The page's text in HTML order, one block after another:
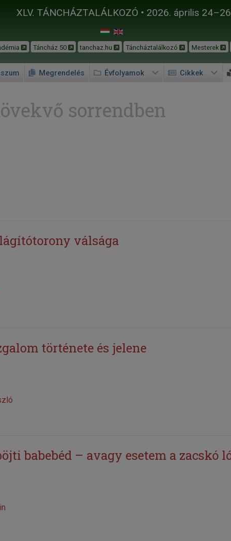
XLV. TÁNCHÁZTALÁLKOZÓ • 2026. április
Táncház 50 tanchaz.hu Táncháztalálkozó Mesterek
Megrendelés Évfolyamok Cikkek
sorrendben
válsága
története és jelene
babebéd – avagy esetem a zacskó